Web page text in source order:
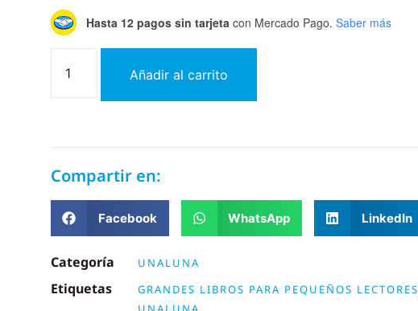
Hasta 12 pagos sin tarjeta con Mercado Pago. Saber más
Añadir al carrito
Compartir en:
Facebook WhatsApp LinkedIn
Categoría UNALUNA
Etiquetas GRANDES LIBROS PARA PEQUEÑOS LECTORES